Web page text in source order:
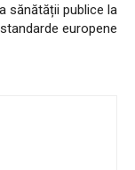
sănătății publice la
standarde europene